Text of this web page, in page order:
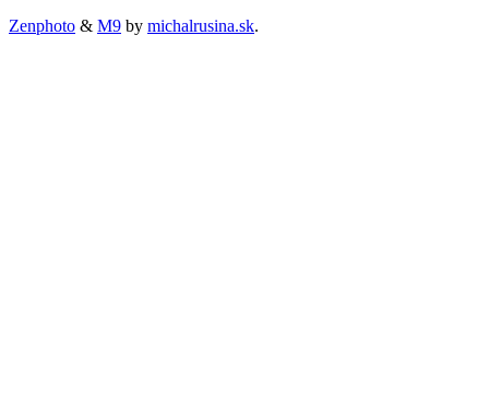
Zenphoto & M9 by michalrusina.sk.